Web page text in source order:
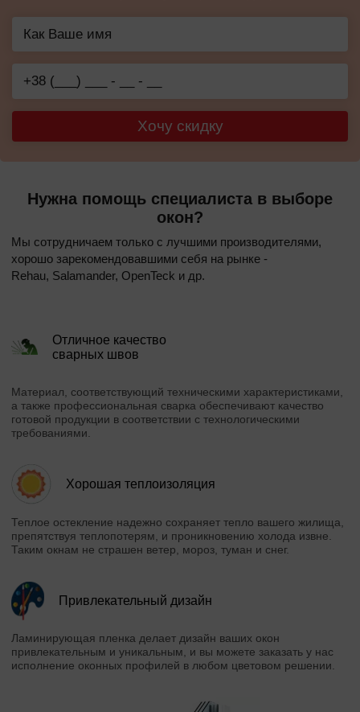
Хочу скидку
Нужна помощь специалиста в выборе
окон?
Мы сотрудничаем только с лучшими производителями,
хорошо зарекомендовавшими себя на рынке -
Rehau, Salamander, OpenTeck и др.
Отличное качество
сварных швов
Материал, соответствующий техническими характеристиками,
а также профессиональная сварка обеспечивают качество
готовой продукции в соответствии с технологическими
требованиями.
Хорошая теплоизоляция
Теплое остекление надежно сохраняет тепло вашего жилища,
препятствуя теплопотерям, и проникновению холода извне.
Таким окнам не страшен ветер, мороз, туман и снег.
Привлекательный дизайн
Ламинирующая пленка делает дизайн ваших окон
привлекательным и уникальным, и вы можете заказать у нас
исполнение оконных профилей в любом цветовом решении.